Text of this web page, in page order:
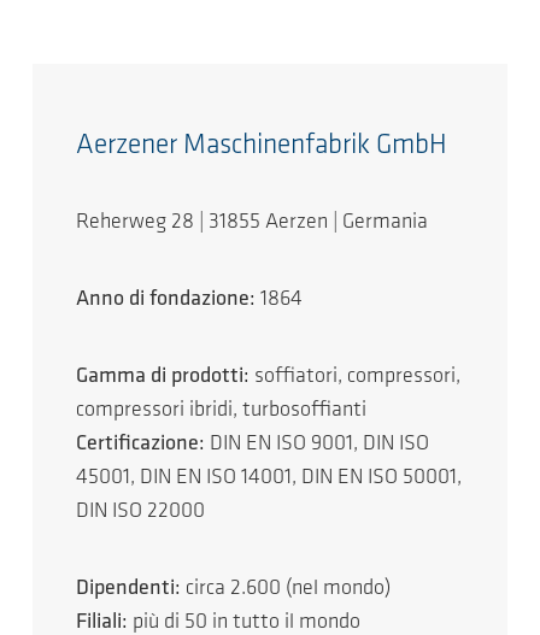
Aerzener Maschinenfabrik GmbH
Reherweg 28 | 31855 Aerzen | Germania
Anno di fondazione: 1864
Gamma di prodotti: soffiatori, compressori,
compressori ibridi, turbosoffianti
Certificazione: DIN EN ISO 9001, DIN ISO
45001, DIN EN ISO 14001, DIN EN ISO 50001,
DIN ISO 22000
Dipendenti: circa 2.600 (nel mondo)
Filiali: più di 50 in tutto il mondo